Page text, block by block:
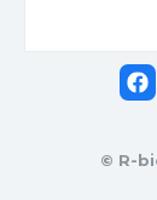
© R-